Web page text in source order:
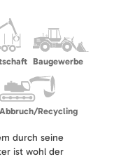
Baugewerbe
Abbruch/Recycling
durch seine
ist wohl der